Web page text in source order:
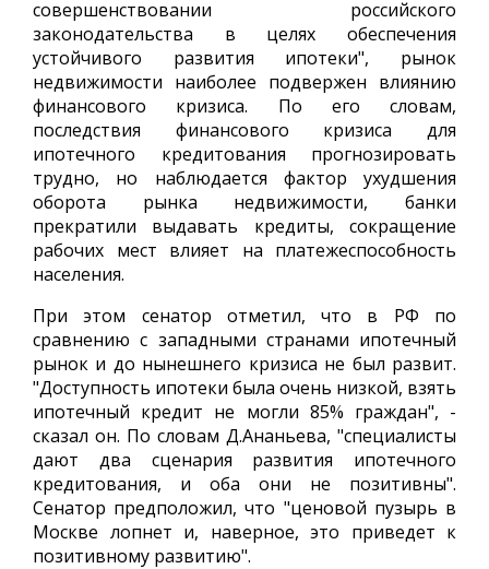
совершенствовании российского
законодательства в целях обеспечения
устойчивого развития ипотеки", рынок
недвижимости наиболее подвержен влиянию
финансового кризиса. По его словам,
последствия финансового кризиса для
ипотечного кредитования прогнозировать
трудно, но наблюдается фактор ухудшения
оборота рынка недвижимости, банки
прекратили выдавать кредиты, сокращение
рабочих мест влияет на платежеспособность
населения.
При этом сенатор отметил, что в РФ по
сравнению с западными странами ипотечный
рынок и до нынешнего кризиса не был развит.
"Доступность ипотеки была очень низкой, взять
ипотечный кредит не могли 85% граждан", -
сказал он. По словам Д.Ананьева, "специалисты
дают два сценария развития ипотечного
кредитования, и оба они не позитивны".
Сенатор предположил, что "ценовой пузырь в
Москве лопнет и, наверное, это приведет к
позитивному развитию".